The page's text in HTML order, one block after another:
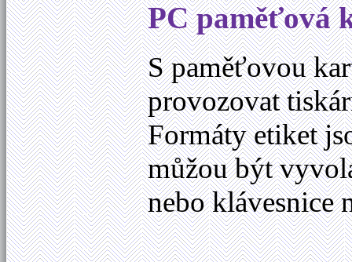
PC paměťová
S paměťovou
provozovat
Formáty etiket
můžou být
nebo klávesnice